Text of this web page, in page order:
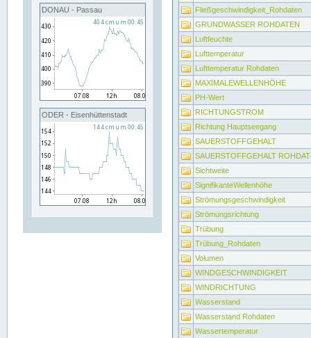
DONAU - Passau
ODER - Eisenhüttenstadt
Fließgeschwindigkeit_Rohdaten
GRUNDWASSER ROHDATEN
Luftfeuchte
Lufttemperatur
Lufttemperatur Rohdaten
MAXIMALEWELLENHÖHE
PH-Wert
RICHTUNGSTROM
Richtung Hauptseegang
SAUERSTOFFGEHALT
SAUERSTOFFGEHALT
Sichtweite
SignifikanteWellenhöhe
Strömungsgeschwindigkeit
Strömungsrichtung
Trübung
Trübung_Rohdaten
Volumen
WINDGESCHWINDIGKEIT
WINDRICHTUNG
Wasserstand
Wasserstand Rohdaten
Wassertemperatur